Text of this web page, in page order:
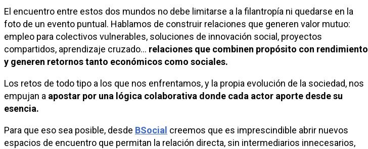
El encuentro entre estos dos mundos no debe limitarse a la filantropía ni quedarse en la
foto de un evento puntual. Hablamos de construir relaciones que generen valor mutuo:
empleo para colectivos vulnerables, soluciones de innovación social, proyectos
compartidos, aprendizaje cruzado… relaciones que combinen propósito con rendimiento
y generen retornos tanto económicos como sociales.
Los retos de todo tipo a los que nos enfrentamos, y la propia evolución de la sociedad, nos
empujan a apostar por una lógica colaborativa donde cada actor aporte desde su
esencia.
Para que eso sea posible, desde BSocial creemos que es imprescindible abrir nuevos
espacios de encuentro que permitan la relación directa, sin intermediarios innecesarios,